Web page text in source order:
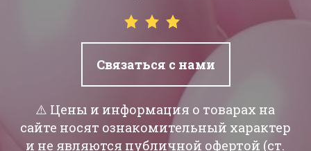
Связаться с нами
⚠️ Цены и информация о товарах на
сайте носят ознакомительный характер
и не являются публичной офертой (ст.